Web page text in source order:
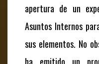
apertura de un
Asuntos Internos
sus elementos. No